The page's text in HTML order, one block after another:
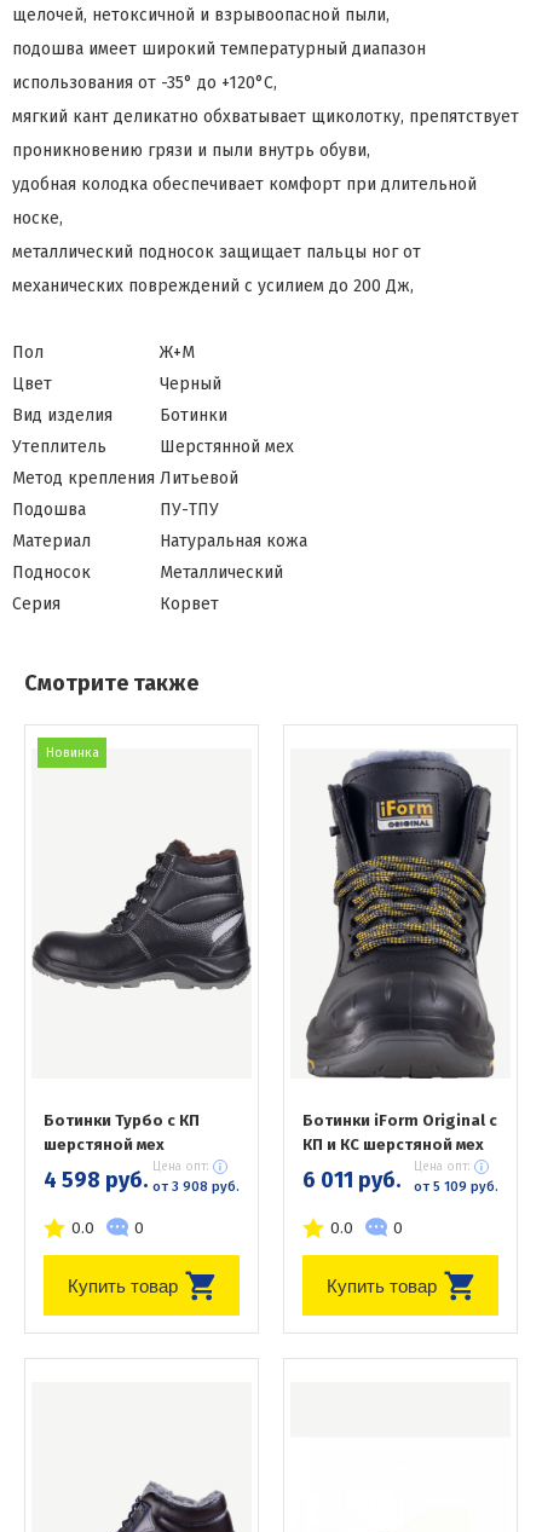
щелочей, нетоксичной и взрывоопасной пыли,
подошва имеет широкий температурный диапазон
использования от -35° до +120°С,
мягкий кант деликатно обхватывает щиколотку, препятствует
проникновению грязи и пыли внутрь обуви,
удобная колодка обеспечивает комфорт при длительной
носке,
металлический подносок защищает пальцы ног от
механических повреждений с усилием до 200 Дж,
Пол
Ж+М
Цвет
Черный
Вид изделия
Ботинки
Утеплитель
Шерстянной мех
Метод крепления Литьевой
Подошва
ПУ-ТПУ
Материал
Натуральная кожа
Подносок
Металлический
Серия
Корвет
Смотрите также
Новинка
Ботинки Турбо с КП
шерстяной мех
4 598 руб. Цена опт:
от 3 908 руб.
0.0 0
Купить товар
Ботинки iForm Original с
КП и КС шерстяной мех
6 011 руб. Цена опт:
от 5 109 руб.
0.0 0
Купить товар